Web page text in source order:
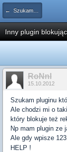
← Szukam pluginu
Inny plugin
RoNnI
15.10.2012
Szukam pluginu
Ale chodzi mi o taki
który blokuje też
Np mam plugin ze
Ale gdy wpisze
HELP !